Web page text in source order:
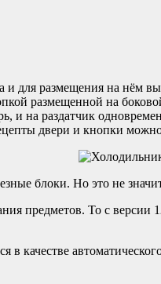
для размещения на нём
размещенной на
и на раздатчик
двери и кнопки
блоки. Но это не
предметов. То с
в качестве